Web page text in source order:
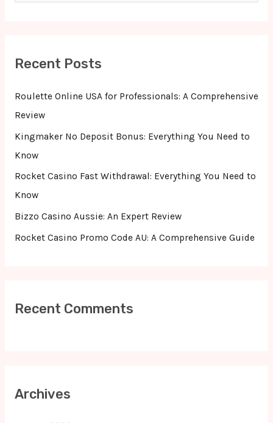
f
o
Recent Posts
Roulette Online USA for Professionals: A Comprehensive
Review
Kingmaker No Deposit Bonus: Everything You Need to
Know
Rocket Casino Fast Withdrawal: Everything You Need to
Know
Bizzo Casino Aussie: An Expert Review
Rocket Casino Promo Code AU: A Comprehensive Guide
Recent Comments
Archives